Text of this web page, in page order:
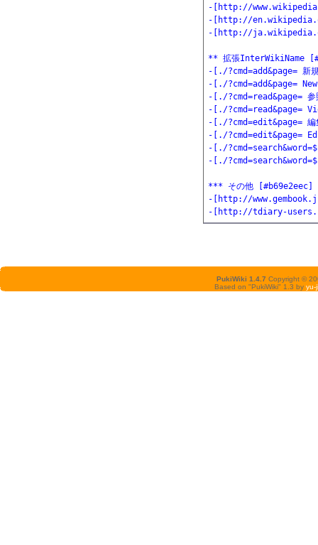
-[http://
-[http://
-[http://
** 拡張InterWikiName
-[./?cmd=add&page= 新
-[./?cmd=add&page=
-[./?cmd=read&page=
-[./?cmd=read&page=
-[./?cmd=edit&page=
-[./?cmd=edit&page=
-[./
-[./
*** その他 [#b69e2eec]
-[http://
-[http://tdiary-
PukiWiki 1.4.7 Copyright ©
Based on "PukiWiki" 1.3 by yu-ji